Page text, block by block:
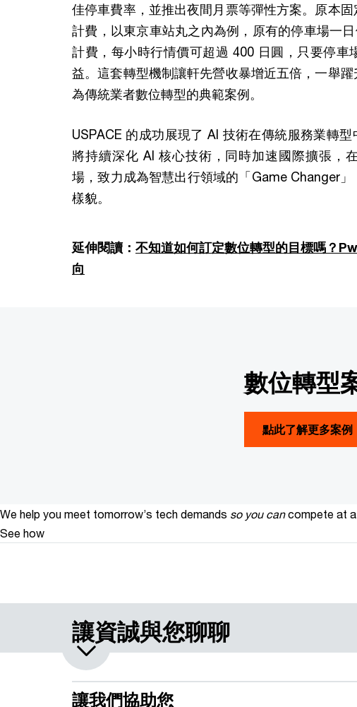
佳停車費率，並推出夜間月票等彈性方案。原本
計費，以東京車站丸之內為例，原有的停車場一
計費，每小時行情價可超過 400 日圓，只要停車
益。這套轉型機制讓軒先營收暴增近五倍，一舉
為傳統業者數位轉型的典範案例。
USPACE 的成功展現了 AI 技術在傳統服務業轉
將持續深化 AI 核心技術，同時加速國際擴張，
場，致力成為智慧出行領域的「Game Changer
樣貌。
延伸閱讀： 不知道如何訂定數位轉型的目標嗎？
向
數位轉型
點此了解更多案例
We help you meet tomorrow’s tech demands so you can compete at
See how
讓資誠與您聊聊
讓我們協助您